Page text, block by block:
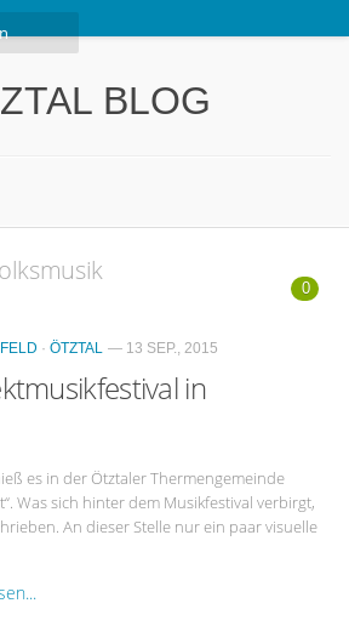
Ötztal
BLOG
0
· ÖTZTAL — 13 SEP., 2015
in
es in der Ötztaler Thermengemeinde
Was sich hinter dem Musikfestival verbirgt,
An dieser Stelle nur ein paar visuelle